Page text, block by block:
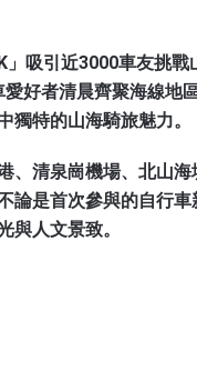
吸引近3000車友挑
好者清晨齊聚海線地
獨特的山海騎旅魅力。
、清泉崗機場、北山
論是首次參與的自行
與人文景致。